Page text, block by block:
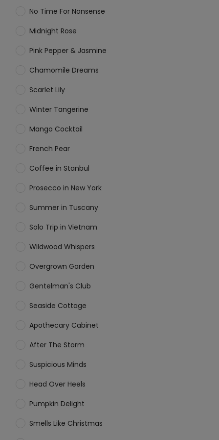
No Time For Nonsense
Midnight Rose
Pink Pepper & Jasmine
Chamomile Dreams
Scarlet Lily
Winter Tangerine
Mango Cocktail
French Pear
Coffee in Stanbul
Prosecco in New York
Summer in Tuscany
Solo Trip in Vietnam
Wildwood Whispers
Overgrown Garden
Gentelman's Club
Seaside Cottage
Apothecary Cabinet
After The Storm
Suspicious Minds
Head Over Heels
Pumpkin Delight
Smells Like Christmas